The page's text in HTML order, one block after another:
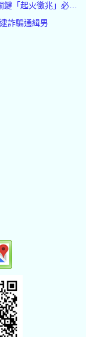
起火徵兆」必知道
詐騙通緝男